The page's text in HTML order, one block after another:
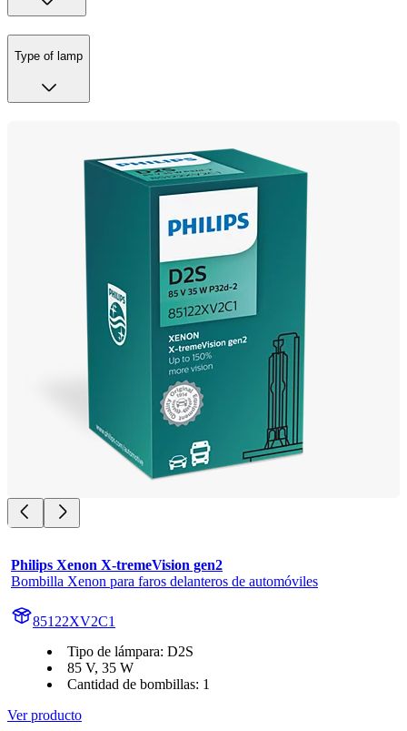
Type of lamp
Philips Xenon X-tremeVision gen2
Bombilla Xenon para faros delanteros de automóviles
85122XV2C1
Tipo de lámpara: D2S
85 V, 35 W
Cantidad de bombillas: 1
Ver producto